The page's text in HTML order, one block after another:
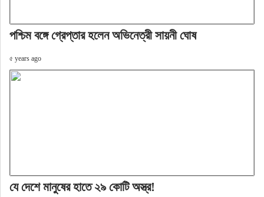
পশ্চিম বঙ্গে গ্রেপ্তার হলেন অভিনেত্রী সায়নী ঘোষ
৫ years ago
যে দেশে মানুষের হাতে ২৯ কোটি অস্ত্র!